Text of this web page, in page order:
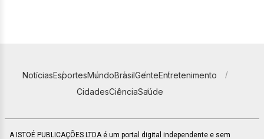
NotíciasEsportesMundoBrasilGenteEntretenimento
CidadesCiênciaSaúde
A ISTOÉ PUBLICAÇÕES LTDA é um portal digital independente e sem